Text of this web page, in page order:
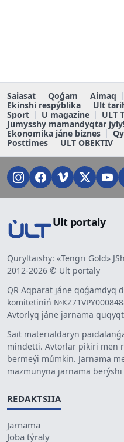
Saiasat Qoǵam Aimaq
Ekinshi respýblika
Ult
Sport
U magazine
ULT
Jumysshy mamandyqtar
Ekonomika jáne biznes
Posttimes
ULT OBEKTIV
Ult portaly
Quryltaishy: «Tengri Gold»
2012-2026 © Ult portaly
QR Aqparat jáne qoǵamdyq
komitetiniń
Avtorlyq jáne jarnama
Sait materialdaryn
mindetti. Avtorlar pikiri men
bermeýi múmkin. Jarnama
mazmunyna jarnama berýshi
REDAKTSIIA
Jarnama
Joba týraly